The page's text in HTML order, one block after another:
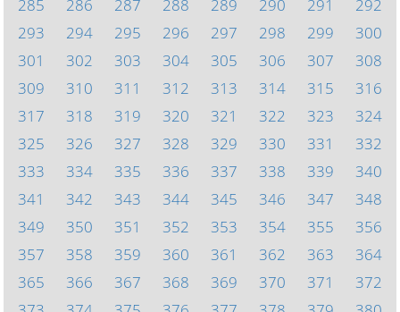
285
286 287 288 289 290 291
292
293
294 295 296 297 298 299
300
301
302 303 304 305 306 307
308
309
310 311 312 313 314 315
316
317
318 319 320 321 322 323
324
325
326 327 328 329 330 331
332
333
334 335 336 337 338 339
340
341
342 343 344 345 346 347
348
349
350 351 352 353 354 355
356
357
358 359 360 361 362 363
364
365
366 367 368 369 370 371
372